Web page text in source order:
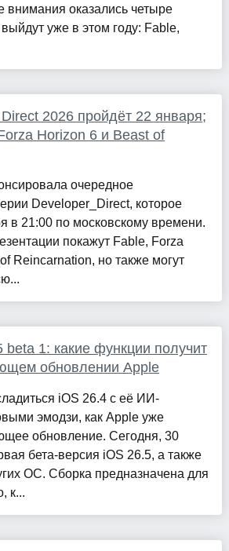
внимания оказались четыре
уже в этом году: Fable,
2026 пройдёт 22 января;
Horizon 6 и Beast of
очередное
Developer_Direct, которое
в 21:00 по московскому времени.
покажут Fable, Forza
Reincarnation, но также могут
1: какие функции получит
обновлении Apple
iOS 26.4 с её ИИ-
эмодзи, как Apple уже
обновление. Сегодня, 30
бета-версия iOS 26.5, а также
ОС. Сборка предназначена для
к...